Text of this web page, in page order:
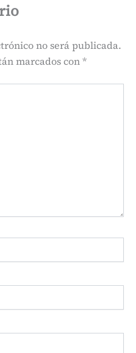
no será publicada.
marcados con*